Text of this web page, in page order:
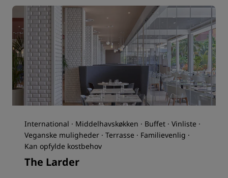
International · Middelhavskøkken · Buffet · Vinliste ·
Veganske muligheder · Terrasse · Familievenlig ·
Kan opfylde kostbehov
The Larder